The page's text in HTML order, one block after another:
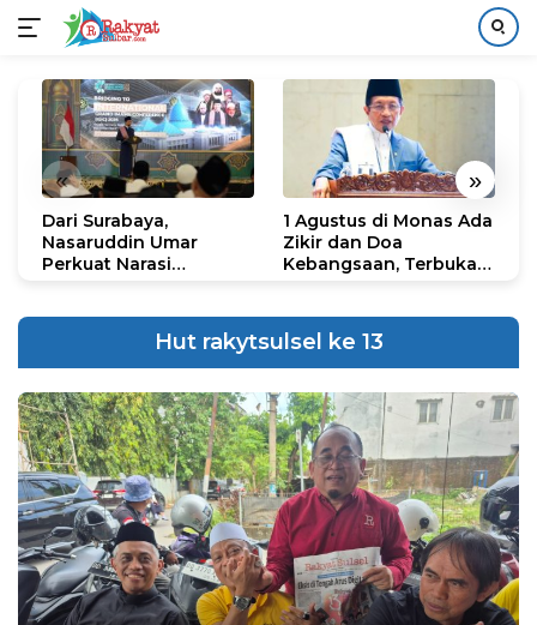
konten
« »
Dari Surabaya,
Nasaruddin Umar
Perkuat Narasi
1 Agustus di Monas Ada
Zikir dan Doa
Kebangsaan, Terbuka
Hut rakytsulsel ke 13